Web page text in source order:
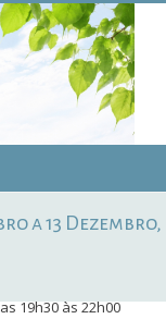
a 13 Dezembro,
19h30 às 22h00